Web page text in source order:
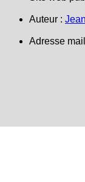
Auteur :
Adresse